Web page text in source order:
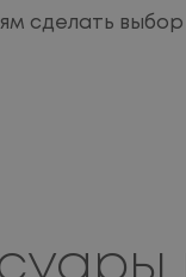
сделать выбор